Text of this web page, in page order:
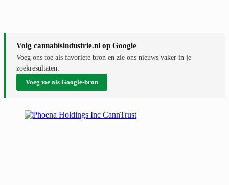
Volg cannabisindustrie.nl op Google
Voeg ons toe als favoriete bron en zie ons nieuws vaker in je
zoekresultaten.
Voeg toe als Google-bron